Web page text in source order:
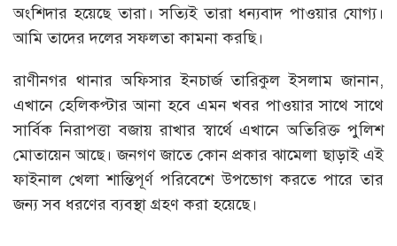
অংশিদার হয়েছে তারা। সত্যিই তারা ধন্যবাদ পাওয়ার যোগ্য।
আমি তাদের দলের সফলতা কামনা করছি।
রাণীনগর থানার অফিসার ইনচার্জ তারিকুল ইসলাম জানান,
এখানে হেলিকপ্টার আনা হবে এমন খবর পাওয়ার সাথে সাথে
সার্বিক নিরাপত্তা বজায় রাখার স্বার্থে এখানে অতিরিক্ত পুলিশ
মোতায়েন আছে। জনগণ জাতে কোন প্রকার ঝামেলা ছাড়াই এই
ফাইনাল খেলা শান্তিপূর্ণ পরিবেশে উপভোগ করতে পারে তার
জন্য সব ধরণের ব্যবস্থা গ্রহণ করা হয়েছে।